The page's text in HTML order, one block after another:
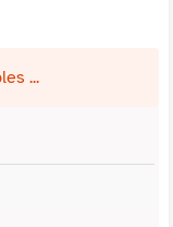
...